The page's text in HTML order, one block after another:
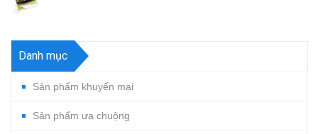
Danh mục
Sản phẩm khuyến mại
Sản phẩm ưa chuộng